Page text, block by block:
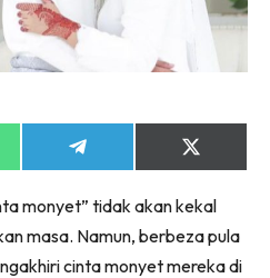
Share
on
Share
on
(Twitter)
monyet” tidak akan kekal
masa. Namun, berbeza pula
cinta monyet mereka di